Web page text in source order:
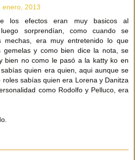
enero, 2013
los efectos eran muy basicos al
sorprendían, como cuando se
mechas, era muy entretenido lo que
gemelas y como bien dice la nota, se
bien no como le pasó a la katty ko en
quien era quien, aqui aunque se
roles sabías quien era Lorena y Danitza
como Rodolfo y Pelluco, era